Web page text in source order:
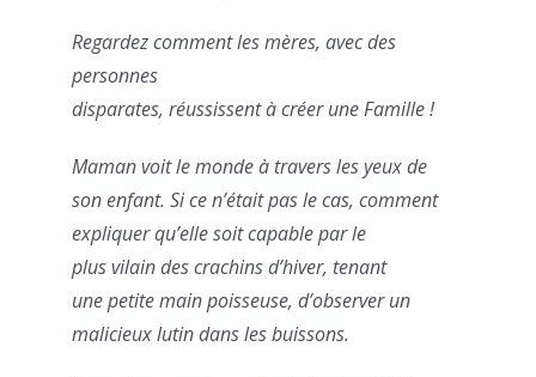
Regardez comment les mères, avec des
personnes
disparates, réussissent à créer une Famille !
Maman voit le monde à travers les yeux de
son enfant. Si ce n’était pas le cas, comment
expliquer qu’elle soit capable par le
plus vilain des crachins d’hiver, tenant
une petite main poisseuse, d’observer un
malicieux lutin dans les buissons.